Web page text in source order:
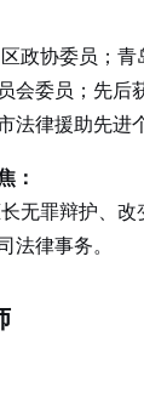
政协委员；
会委员；先后
法律援助先进
：
无罪辩护、
法律事务。